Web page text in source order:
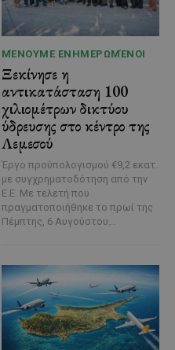
ΜΈΝΟΥΜΕ ΕΝΗΜΕΡΩΜΈΝΟΙ
Ξεκίνησε η
αντικατάσταση 100
χιλιομέτρων δικτύου
ύδρευσης στο κέντρο της
Λεμεσού
Έργο προϋπολογισμού €9,2 εκατ.
με συγχρηματοδότηση από την
Ε.Ε. Με τελετή που
πραγματοποιήθηκε το πρωί της
Πέμπτης, 6 Αυγούστου...